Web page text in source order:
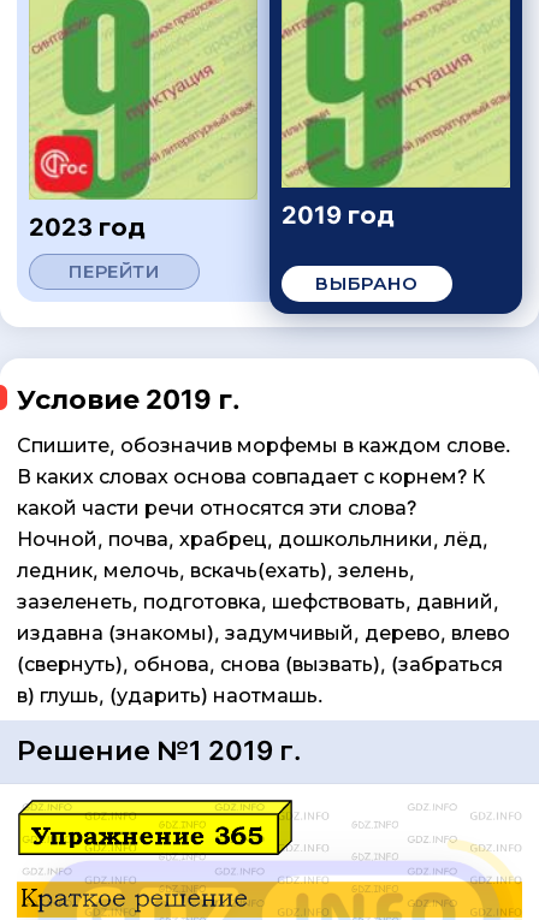
2023 год
ПЕРЕЙТИ
2019 год
ВЫБРАНО
Условие 2019 г.
Спишите, обозначив морфемы в каждом слове.
В каких словах основа совпадает с корнем? К
какой части речи относятся эти слова?
Ночной, почва, храбрец, дошкольлники, лёд,
ледник, мелочь, вскачь(ехать), зелень,
зазеленеть, подготовка, шефствовать, давний,
издавна (знакомы), задумчивый, дерево, влево
(свернуть), обнова, снова (вызвать), (забраться
в) глушь, (ударить) наотмашь.
Решение №1 2019 г.